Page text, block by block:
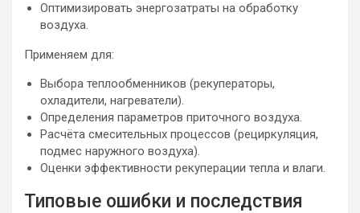
Оптимизировать энергозатраты на обработку
воздуха.
Применяем для:
Выбора теплообменников (рекуператоры,
охладители, нагреватели).
Определения параметров приточного воздуха.
Расчёта смесительных процессов (рециркуляция,
подмес наружного воздуха).
Оценки эффективности рекуперации тепла и влаги.
Типовые ошибки и последствия